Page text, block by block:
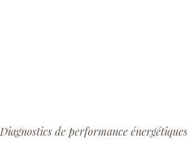
Diagnostics de performance énergétiques